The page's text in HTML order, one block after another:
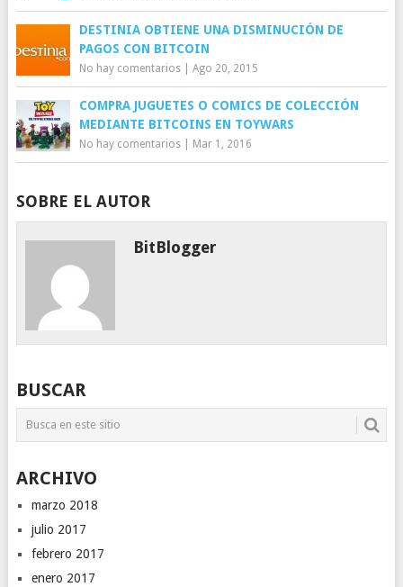
DESTINIA OBTIENE UNA DISMINUCIÓN DE
PAGOS CON BITCOIN
No hay comentarios| Ago 20, 2015
COMPRA JUGUETES O COMICS DE COLECCIÓN
MEDIANTE BITCOINS EN TOYWARS
No hay comentarios| Mar 1, 2016
SOBRE EL AUTOR
BitBlogger
BUSCAR
ARCHIVO
marzo 2018
julio 2017
febrero 2017
enero 2017